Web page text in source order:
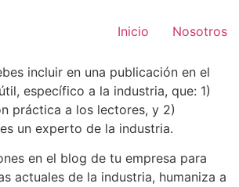
Inicio Nosotros
incluir en una publicación en el
específico a la industria, que: 1)
práctica a los lectores, y 2)
un experto de la industria.
en el blog de tu empresa para
actuales de la industria, humaniza a